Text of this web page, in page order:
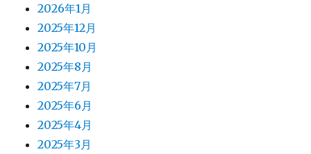
2026年1月
2025年12月
2025年10月
2025年8月
2025年7月
2025年6月
2025年4月
2025年3月